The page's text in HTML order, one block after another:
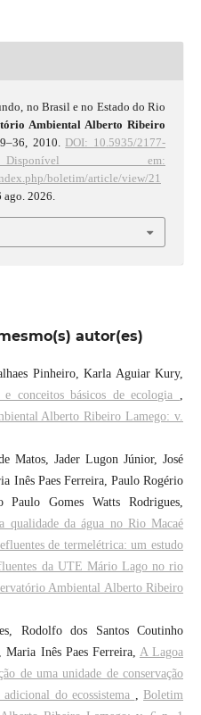
no Brasil e no Estado do Rio
Ambiental Alberto Ribeiro
2010. DOI: 10.5935/2177-
em:
boletim/article/view/21
ago. 2026.
autor(es)
Pinheiro, Karla Aguiar Kury,
conceitos básicos de ecologia ,
Alberto Ribeiro Lamego: v.
Matos, Jader Lugon Júnior, José
Inês Paes Ferreira, Paulo Rogério
Paulo Gomes Watts Rodrigues,
qualidade da água no Rio Macaé
de termelétrica: um estudo
da UTE Mário Lago no rio
Ambiental Alberto Ribeiro
Rodolfo dos Santos Coutinho
Inês Paes Ferreira, A Lagoa
de uma unidade de conservação
do ecossistema , Boletim